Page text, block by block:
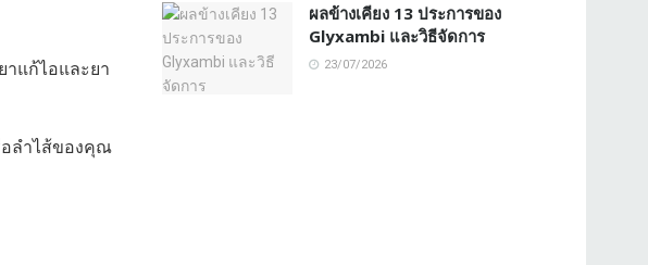
แก้ไอและยา
ลำไส้ของคุณ
ผลข้างเคียง 13 ประการของ
Glyxambi และวิธีจัดการ
23/07/2026